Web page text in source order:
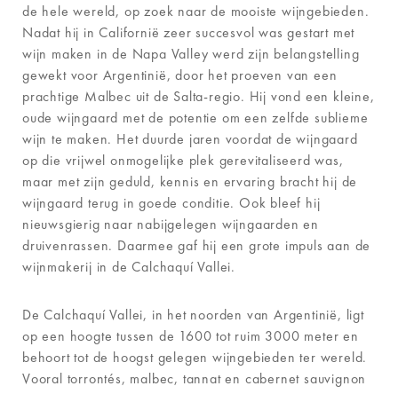
de hele wereld, op zoek naar de mooiste wijngebieden.
Nadat hij in Californië zeer succesvol was gestart met
wijn maken in de Napa Valley werd zijn belangstelling
gewekt voor Argentinië, door het proeven van een
prachtige Malbec uit de Salta-regio. Hij vond een kleine,
oude wijngaard met de potentie om een zelfde sublieme
wijn te maken. Het duurde jaren voordat de wijngaard
op die vrijwel onmogelijke plek gerevitaliseerd was,
maar met zijn geduld, kennis en ervaring bracht hij de
wijngaard terug in goede conditie. Ook bleef hij
nieuwsgierig naar nabijgelegen wijngaarden en
druivenrassen. Daarmee gaf hij een grote impuls aan de
wijnmakerij in de Calchaquí Vallei.
De Calchaquí Vallei, in het noorden van Argentinië, ligt
op een hoogte tussen de 1600 tot ruim 3000 meter en
behoort tot de hoogst gelegen wijngebieden ter wereld.
Vooral torrontés, malbec, tannat en cabernet sauvignon